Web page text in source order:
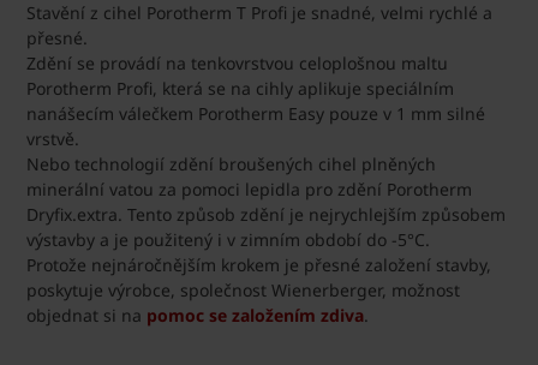
Stavění z cihel Porotherm T Profi je snadné, velmi rychlé a
přesné.
Zdění se provádí na tenkovrstvou celoplošnou maltu
Porotherm Profi, která se na cihly aplikuje speciálním
nanášecím válečkem Porotherm Easy pouze v 1 mm silné
vrstvě.
Nebo technologií zdění broušených cihel plněných
minerální vatou za pomoci lepidla pro zdění Porotherm
Dryfix.extra. Tento způsob zdění je nejrychlejším způsobem
výstavby a je použitený i v zimním období do -5°C.
Protože nejnáročnějším krokem je přesné založení stavby,
poskytuje výrobce, společnost Wienerberger, možnost
objednat si na pomoc se založením zdiva.